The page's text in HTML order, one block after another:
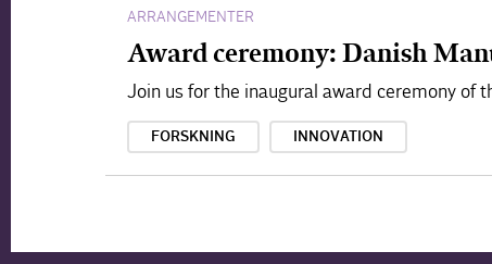
ARRANGEMENTER
Award ceremony: Danish
Join us for the inaugural award ceremony of
FORSKNING INNOVATION